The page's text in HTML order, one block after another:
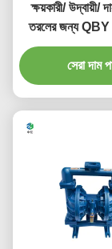
ক্ষয়কারী/ উদ্বায়ী/
তরলের জন্য QBY
চালিত
সেরা দাম